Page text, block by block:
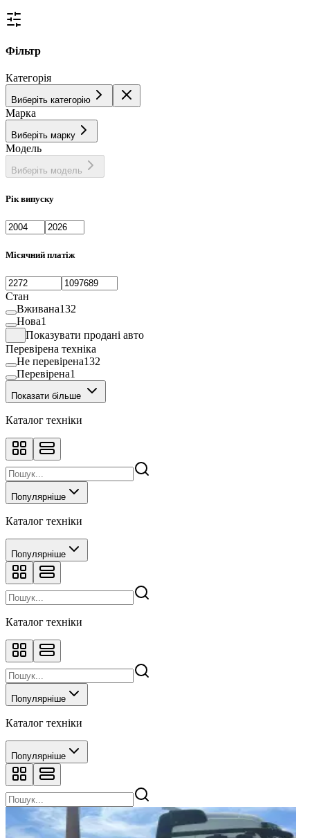
Фільтр
Категорія
Виберіть категорію
Марка
Виберіть марку
Модель
Виберіть модель
Рік випуску
Місячний платіж
Стан
Вживана132
Нова1
Показувати продані авто
Перевірена техніка
Не перевірена132
Перевірена1
Показати більше
Каталог техніки
Популярніше
Каталог техніки
Популярніше
Каталог техніки
Популярніше
Каталог техніки
Популярніше